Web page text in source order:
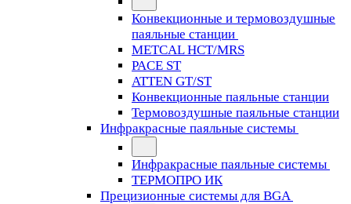
Конвекционные и термовоздушные
паяльные станции
METCAL HCT/MRS
PACE ST
ATTEN GT/ST
Конвекционные паяльные станции
Термовоздушные паяльные станции
Инфракрасные паяльные системы
Инфракрасные паяльные системы
ТЕРМОПРО ИК
Прецизионные системы для BGA